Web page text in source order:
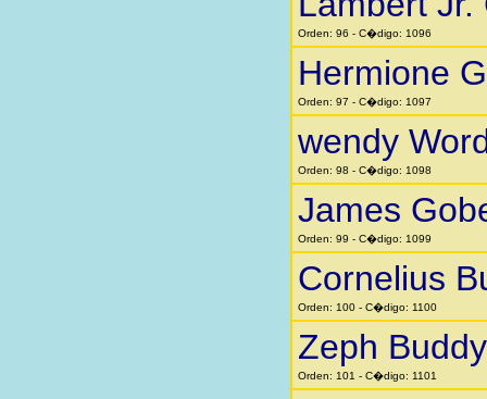
Orden: 96 - C�digo: 1096
Hermione
Orden: 97 - C�digo: 1097
wendy
Orden: 98 - C�digo: 1098
James
Orden: 99 - C�digo: 1099
Cornelius
Orden: 100 - C�digo: 1100
Zeph
Orden: 101 - C�digo: 1101